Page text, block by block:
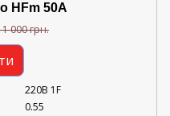
HFm 50A
000 грн.
220В 1F
0.55